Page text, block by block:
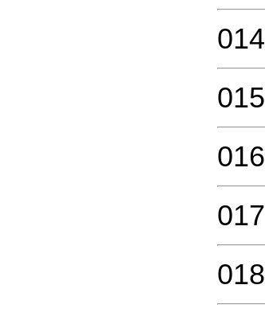
014
015
016
017
018